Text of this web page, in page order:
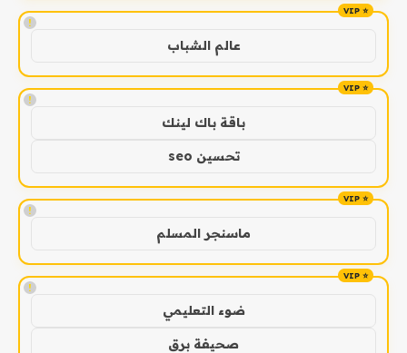
!
عالم الشباب
!
باقة باك لينك
تحسين seo
!
ماسنجر المسلم
!
ضوء التعليمي
صحيفة برق